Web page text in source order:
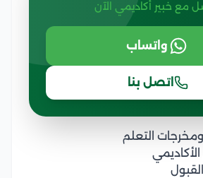
مع خبير أكاديمي الآن
واتساب
اتصل بنا
ومخرجات التعلم
الأكاديمي